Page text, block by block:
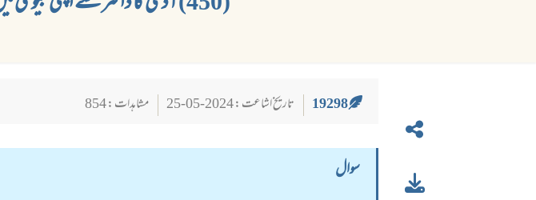
19298 تاریخ اشاعت : 2024-05-25 مشاہدات : 854
سوال